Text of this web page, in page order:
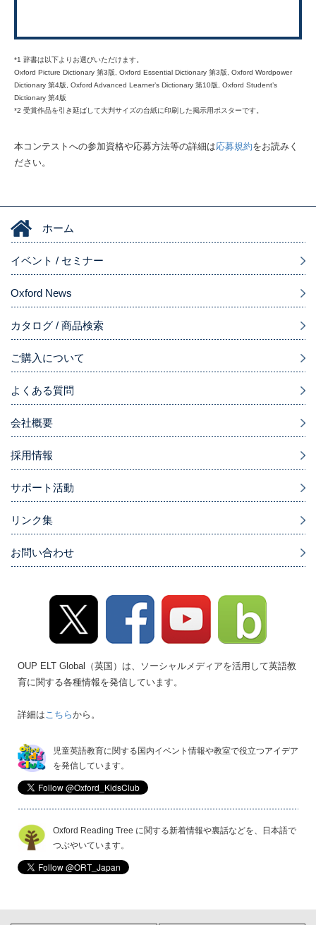
*1 辞書は以下よりお選びいただけます。
Oxford Picture Dictionary 第3版, Oxford Essential Dictionary 第3版, Oxford Wordpower
Dictionary 第4版, Oxford Advanced Learner’s Dictionary 第10版, Oxford Student’s
Dictionary 第4版
*2 受賞作品を引き延ばして大判サイズの台紙に印刷した掲示用ポスターです。
本コンテストへの参加資格や応募方法等の詳細は応募規約をお読みく
ださい。
ホーム
イベント / セミナー
Oxford News
カタログ / 商品検索
ご購入について
よくある質問
会社概要
採用情報
サポート活動
リンク集
お問い合わせ
OUP ELT Global（英国）は、ソーシャルメディアを活用して英語教
育に関する各種情報を発信しています。
詳細は こちらから。
児童英語教育に関する国内イベント情報や教室で役立つアイデア
を発信しています。
Oxford Reading Tree に関する新着情報や裏話などを、日本語で
つぶやいています。